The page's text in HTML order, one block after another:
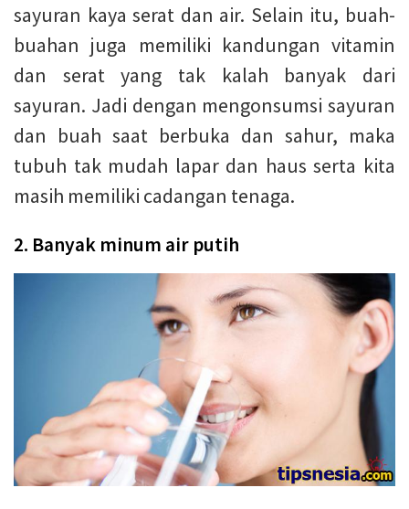
sayuran kaya serat dan air. Selain itu, buah-
buahan juga memiliki kandungan vitamin
dan serat yang tak kalah banyak dari
sayuran. Jadi dengan mengonsumsi sayuran
dan buah saat berbuka dan sahur, maka
tubuh tak mudah lapar dan haus serta kita
masih memiliki cadangan tenaga.
2. Banyak minum air putih